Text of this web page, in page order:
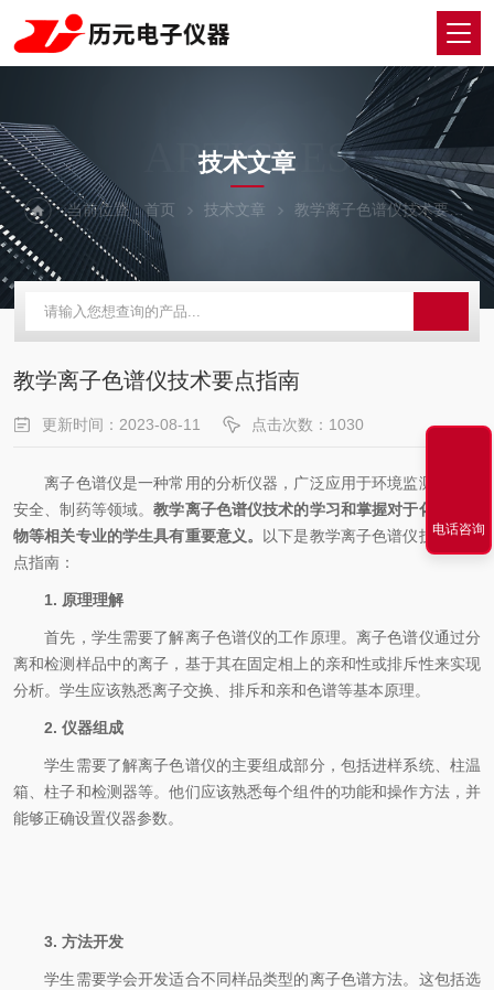
ARTICLES
技术文章
当前位置：首页 技术文章 教学离子色谱仪技术要点指南
教学离子色谱仪技术要点指南
更新时间：2023-08-11 点击次数：1030
离子色谱仪是一种常用的分析仪器，广泛应用于环境监测、食品
安全、制药等领域。教学离子色谱仪技术的学习和掌握对于化学、生
物等相关专业的学生具有重要意义。
以下是教学离子色谱仪技术的要
点指南：
1. 原理理解
首先，学生需要了解离子色谱仪的工作原理。离子色谱仪通过分
离和检测样品中的离子，基于其在固定相上的亲和性或排斥性来实现
分析。学生应该熟悉离子交换、排斥和亲和色谱等基本原理。
2. 仪器组成
学生需要了解离子色谱仪的主要组成部分，包括进样系统、柱温
箱、柱子和检测器等。他们应该熟悉每个组件的功能和操作方法，并
能够正确设置仪器参数。
3. 方法开发
学生需要学会开发适合不同样品类型的离子色谱方法。这包括选
电话咨询